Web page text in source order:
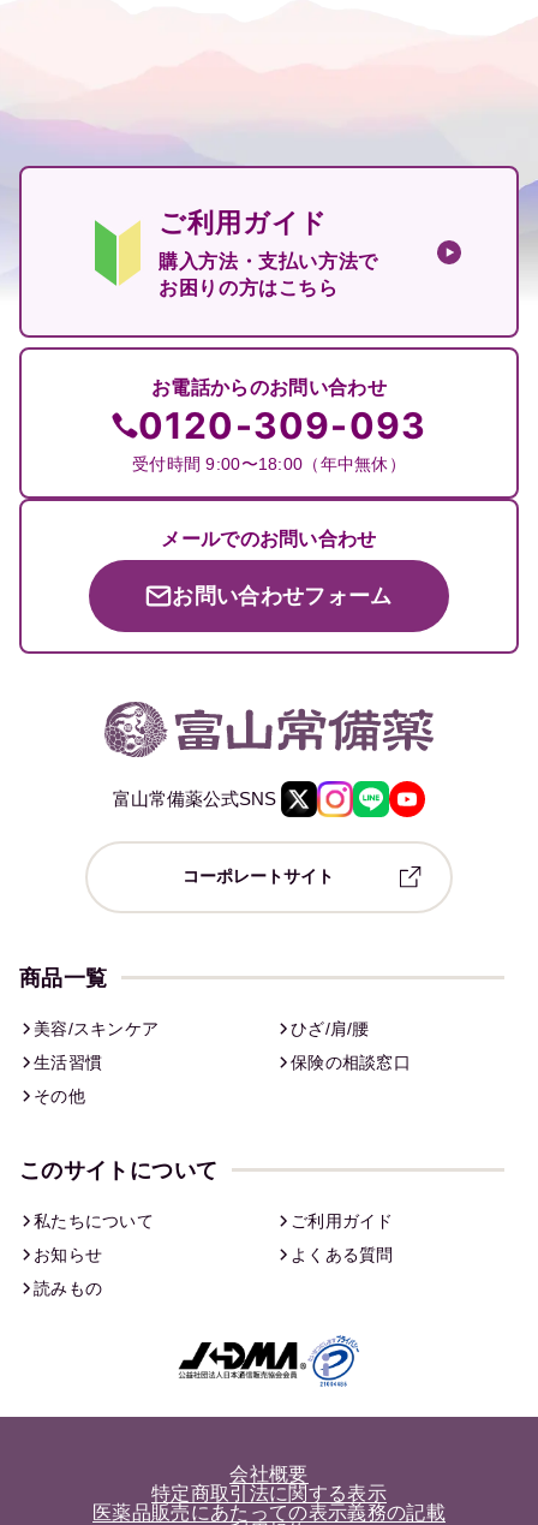
ご利用ガイド
購入方法・支払い方法で
お困りの方はこちら
お電話からのお問い合わせ
0120-309-093
受付時間 9:00〜18:00（年中無休）
メールでのお問い合わせ
お問い合わせフォーム
富山常備薬公式SNS
コーポレートサイト
商品一覧
美容/スキンケア
ひざ/肩/腰
生活習慣
保険の相談窓口
その他
このサイトについて
私たちについて
ご利用ガイド
お知らせ
よくある質問
読みもの
会社概要
特定商取引法に関する表示
医薬品販売にあたっての表示義務の記載